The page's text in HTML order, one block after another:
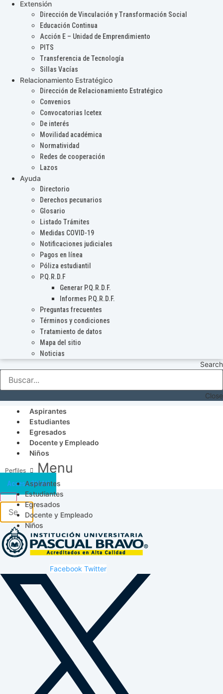
Extensión
Dirección de Vinculación y Transformación Social
Educación Continua
Acción E – Unidad de Emprendimiento
PITS
Transferencia de Tecnología
Sillas Vacías
Relacionamiento Estratégico
Dirección de Relacionamiento Estratégico
Convenios
Convocatorias Icetex
De interés
Movilidad académica
Normatividad
Redes de cooperación
Lazos
Ayuda
Directorio
Derechos pecunarios
Glosario
Listado Trámites
Medidas COVID-19
Notificaciones judiciales
Pagos en línea
Póliza estudiantil
P.Q.R.D.F
Generar P.Q.R.D.F.
Informes P.Q.R.D.F.
Preguntas frecuentes
Términos y condiciones
Tratamiento de datos
Mapa del sitio
Noticias
Search
Close
Aspirantes
Estudiantes
Egresados
Docente y Empleado
Niños
Menu
Aspirantes
Estudiantes
Egresados
Docente y Empleado
Niños
Acceso SICAU
Facebook Twitter